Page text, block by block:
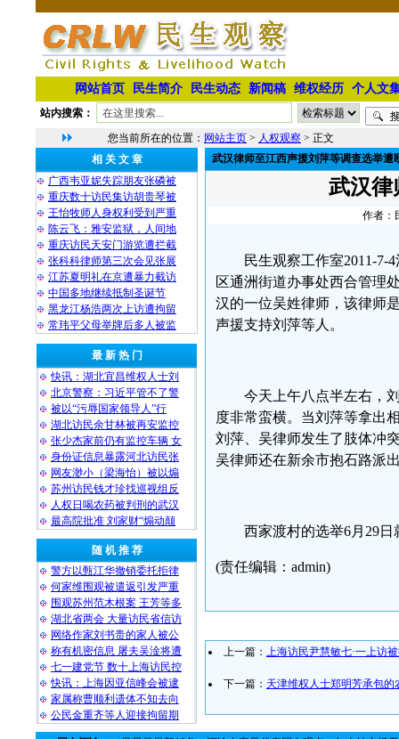
网站首页 民生简介 民生动态 新闻稿 维权经历 个人文
站内搜索：
您当前所在的位置： 网站主页 > 人权观察 > 正文
相 关 文 章
广西韦亚妮失踪朋友张磷被
重庆数十访民集访胡贵琴被
王怡牧师人身权利受到严重
陈云飞：雅安监狱，人间地
重庆访民天安门游览遭拦截
张科科律师第三次会见张展
江苏夏明礼在京遭暴力截访
中国多地继续抵制圣诞节
黑龙江杨浩两次上访遭拘留
常玮平父母举牌后多人被监
最 新 热 门
快讯：湖北宜昌维权人士刘
北京警察：习近平管不了警
被以“污辱国家领导人”行
湖北访民余甘林被再安监控
张少杰家前仍有监控车辆 女
身份证信息暴露河北访民张
网友渺小（梁海怡）被以煽
苏州访民钱才珍找巡视组反
人权日喝农药被判刑的武汉
最高院批准 刘家财“煽动颠
随 机 推 荐
警方以甄江华撤销委托拒律
何家维围观被遣返引发严重
围观苏州范木根案 王芳等多
湖北省两会 大量访民省信访
网络作家刘书贵的家人被公
称有机密信息 屠夫吴淦将遭
七一建党节 数十上海访民控
快讯：上海因亚信峰会被逮
家属称曹顺利遗体不知去向
公民金重齐等人迎接拘留期
武汉律师至江西声援刘萍等调查选举遭
武汉律
作者：
民生观察工作室2011-7-
区通洲街道办事处西合管理
汉的一位吴姓律师，该律师
声援支持刘萍等人。
今天上午八点半左右，
度非常蛮横。当刘萍等拿出
刘萍、吴律师发生了肢体冲
吴律师还在新余市抱石路派
西家渡村的选举6月29
(责任编辑：admin)
上一篇： 上海访民尹慧敏七·一上访
下一篇： 天津维权人士郑明芳承包的